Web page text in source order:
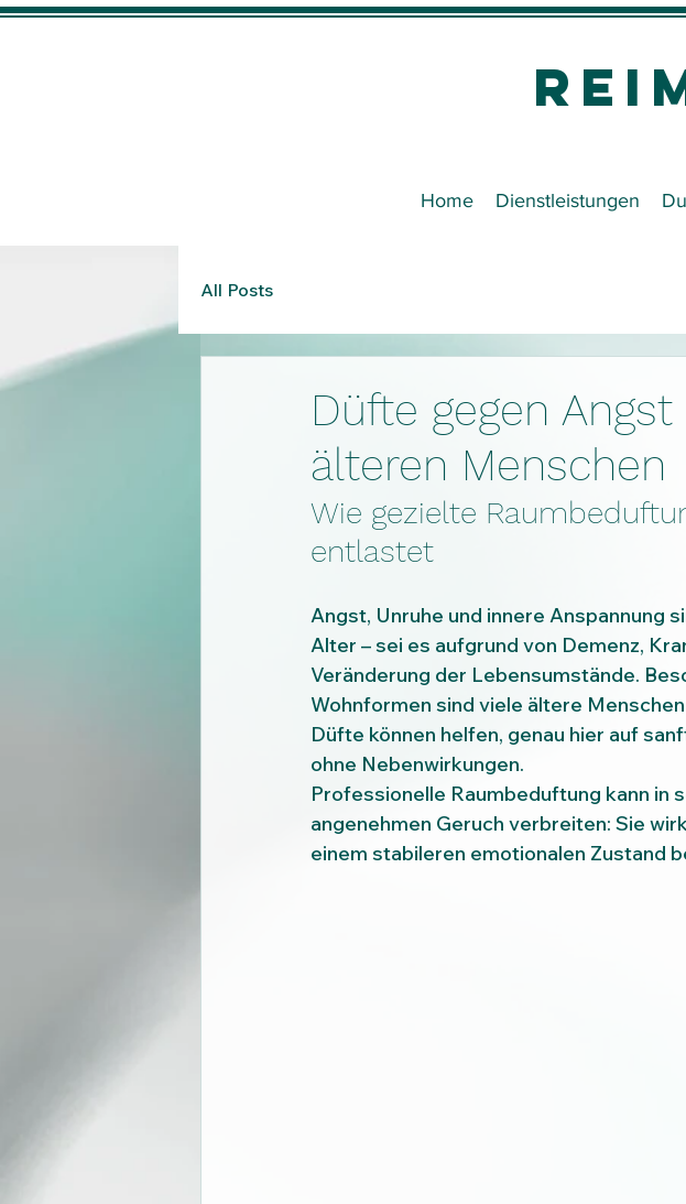
Home Dienstleistungen
All Posts
Düfte gegen
älteren Menschen
Wie gezielte
entlastet
Angst, Unruhe und innere Anspannung
Alter – sei es aufgrund von Demenz,
Veränderung der Lebensumstände.
Wohnformen sind viele ältere
Düfte können helfen, genau hier auf
ohne Nebenwirkungen.
Professionelle Raumbeduftung kann in
angenehmen Geruch verbreiten: Sie
einem stabileren emotionalen Zustand